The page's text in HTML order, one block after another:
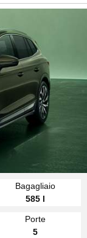
Bagagliaio
585 l
Porte
5